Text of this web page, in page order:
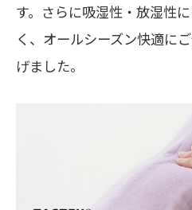
す。さらに吸湿性・放湿性
く、オールシーズン快適に
げました。